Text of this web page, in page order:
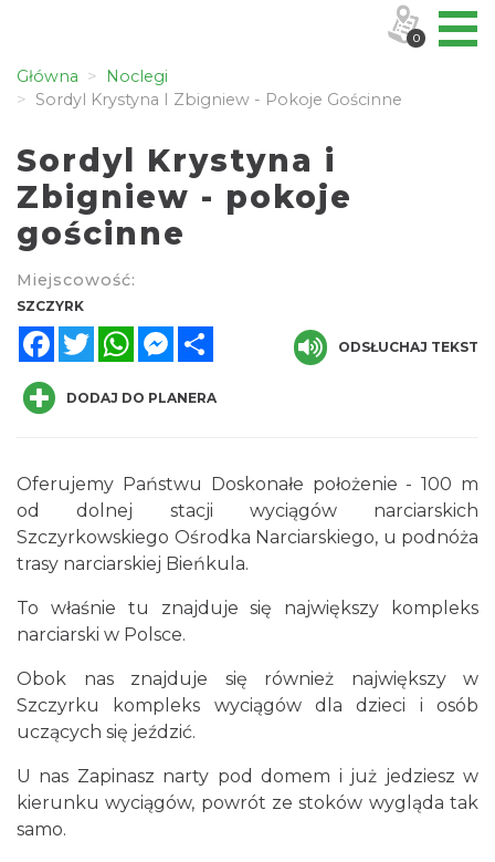
Główna
Noclegi
Sordyl Krystyna I Zbigniew - Pokoje Gościnne
Sordyl Krystyna i
Zbigniew - pokoje
gościnne
Miejscowość:
SZCZYRK
FacebookTwitterWhatsAppMessenger
ODSŁUCHAJ TEKST
DODAJ DO PLANERA
Oferujemy Państwu Doskonałe położenie - 100 m
od dolnej stacji wyciągów narciarskich
Szczyrkowskiego Ośrodka Narciarskiego, u podnóża
trasy narciarskiej Bieńkula.
To właśnie tu znajduje się największy kompleks
narciarski w Polsce.
Obok nas znajduje się również największy w
Szczyrku kompleks wyciągów dla dzieci i osób
uczących się jeździć.
U nas Zapinasz narty pod domem i już jedziesz w
kierunku wyciągów, powrót ze stoków wygląda tak
samo.
0